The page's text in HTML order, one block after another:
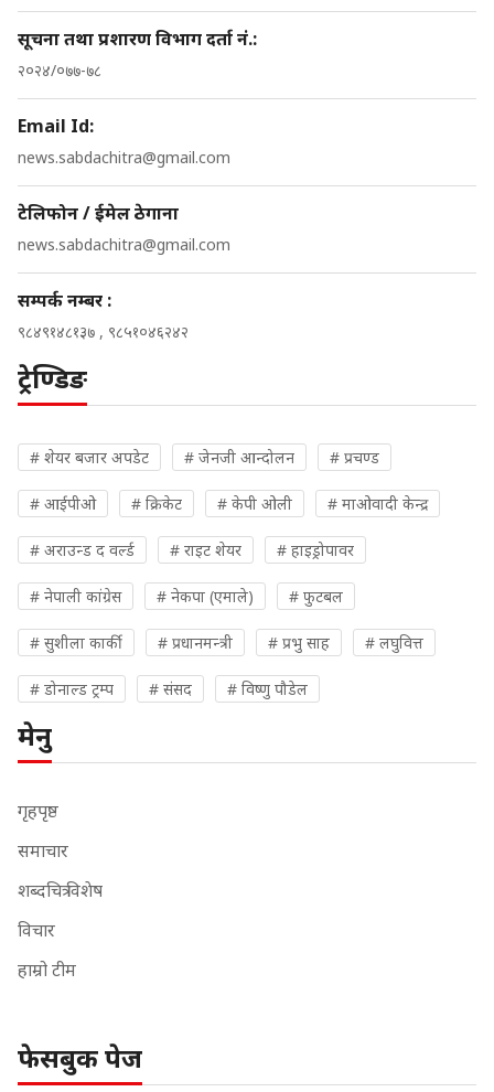
सूचना तथा प्रशारण विभाग दर्ता नं.:
२०२४/०७७-७८
Email Id:
news.sabdachitra@gmail.com
टेलिफोन / ईमेल ठेगाना
news.sabdachitra@gmail.com
सम्पर्क नम्बर :
९८४९१४८१३७ , ९८५१०४६२४२
ट्रेण्डिङ
# शेयर बजार अपडेट # जेनजी आन्दोलन # प्रचण्ड
# आईपीओ # क्रिकेट # केपी ओली # माओवादी केन्द्र
# अराउन्ड द वर्ल्ड # राइट शेयर # हाइड्रोपावर
# नेपाली कांग्रेस # नेकपा (एमाले) # फुटबल
# सुशीला कार्की # प्रधानमन्त्री # प्रभु साह # लघुवित्त
# डोनाल्ड ट्रम्प # संसद # विष्णु पौडेल
मेनु
गृहपृष्ठ
समाचार
शब्दचित्र विशेष
विचार
हाम्रो टीम
फेसबुक पेज